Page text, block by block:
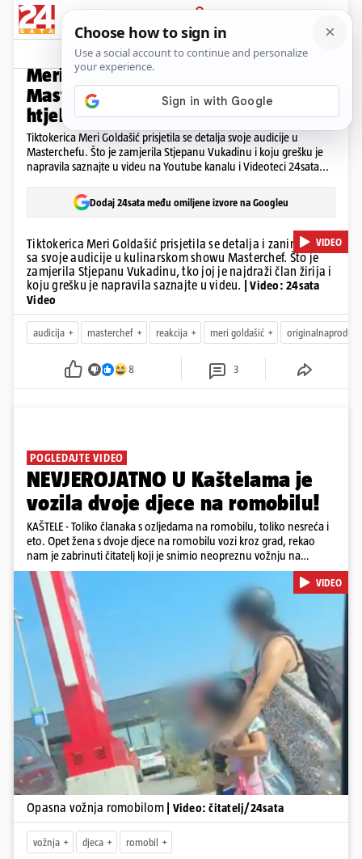
PRIJAVA
Video Komentari
REAKCIJA
Meri reagirala na audiciju u
Masterchefu: 'U jednom trenu sam se
htjela okrenut i pobjeć'
Tiktokerica Meri Goldašić prisjetila se detalja svoje audicije u
Masterchefu. Što je zamjerila Stjepanu Vukadinu i koju grešku je
napravila saznajte u videu na Youtube kanalu i Videoteci 24sata...
Dodaj 24sata među omiljene izvore na Googleu
VIDEO
Tiktokerica Meri Goldašić prisjetila se detalja i zanimljivosti
sa svoje audicije u kulinarskom showu Masterchef. Što je
zamjerila Stjepanu Vukadinu, tko joj je najdraži član žirija i
koju grešku je napravila saznajte u videu.
| Video: 24sata
Video
audicija masterchef reakcija meri goldašić
8 3
POGLEDAJTE VIDEO
NEVJEROJATNO U Kaštelama je
vozila dvoje djece na romobilu!
KAŠTELE - Toliko članaka s ozljedama na romobilu, toliko nesreća i
eto. Opet žena s dvoje djece na romobilu vozi kroz grad, rekao
nam je zabrinuti čitatelj koji je snimio neopreznu vožnju na
romobilu u četvrtak prijepodne. Podsjetimo, mjesec i pol od smrti
dječaka (14) u Metkoviću, pad s električnog romobila odnio je još
jedan mladi život. Unatoč naporima liječnika KBC-a Zagreb, u
ponedjeljak maloljetnik je podlegao ozljedama zadobivenima u
padu s romobila.
Pokretanje videa...
VIDEO
Opasna vožnja romobilom | Video: čitatelj/24sata
vožnja djeca romobil